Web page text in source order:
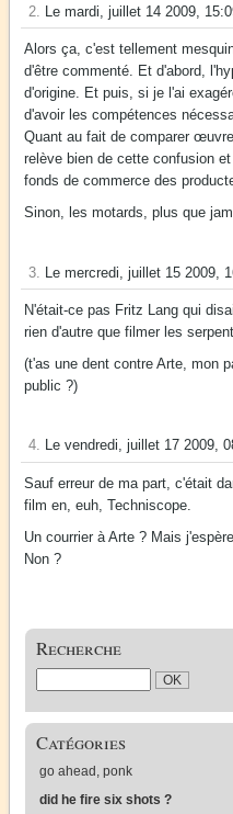
2. Le mardi, juillet 14 2009,
Alors ça, c'est tellement
d'être commenté. Et d'abord,
d'origine. Et puis, si je l'ai
d'avoir les compétences
Quant au fait de comparer
relève bien de cette confusion
fonds de commerce des
Sinon, les motards, plus que
3. Le mercredi, juillet 15 2009,
N'était-ce pas Fritz Lang qui
rien d'autre que filmer les
(t'as une dent contre Arte, mon
public ?)
4. Le vendredi, juillet 17 2009,
Sauf erreur de ma part, c'était
film en, euh, Techniscope.
Un courrier à Arte ? Mais
Non ?
Recherche
Catégories
go ahead, ponk
did he fire six shots ?